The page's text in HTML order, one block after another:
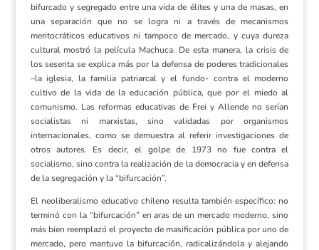
bifurcado y segregado entre una vida de élites y una de masas, en
una separación que no se logra ni a través de mecanismos
meritocráticos educativos ni tampoco de mercado, y cuya dureza
cultural mostró la película Machuca. De esta manera, la crisis de
los sesenta se explica más por la defensa de poderes tradicionales
–la iglesia, la familia patriarcal y el fundo- contra el moderno
cultivo de la vida de la educación pública, que por el miedo al
comunismo. Las reformas educativas de Frei y Allende no serían
socialistas ni marxistas, sino validadas por organismos
internacionales, como se demuestra al referir investigaciones de
otros autores. Es decir, el golpe de 1973 no fue contra el
socialismo, sino contra la realización de la democracia y en defensa
de la segregación y la “bifurcación”.
El neoliberalismo educativo chileno resulta también específico: no
terminó con la “bifurcación” en aras de un mercado moderno, sino
más bien reemplazó el proyecto de masificación pública por uno de
mercado, pero mantuvo la bifurcación, radicalizándola y alejando